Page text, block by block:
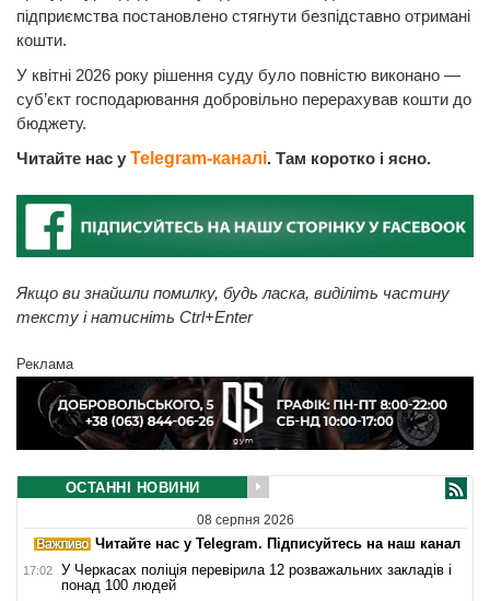
підприємства постановлено стягнути безпідставно отримані
кошти.
У квітні 2026 року рішення суду було повністю виконано —
суб’єкт господарювання добровільно перерахував кошти до
бюджету.
Читайте нас у Telegram-каналі. Там коротко і ясно.
Якщо ви знайшли помилку, будь ласка, виділіть частину
тексту і натисніть Ctrl+Enter
Реклама
ОСТАННІ НОВИНИ
08 серпня 2026
Читайте нас у Telegram. Підписуйтесь на наш канал
17:02
У Черкасах поліція перевірила 12 розважальних закладів і
понад 100 людей